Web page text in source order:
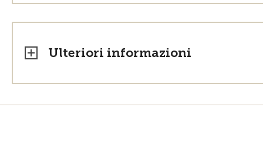
Ulteriori informazioni